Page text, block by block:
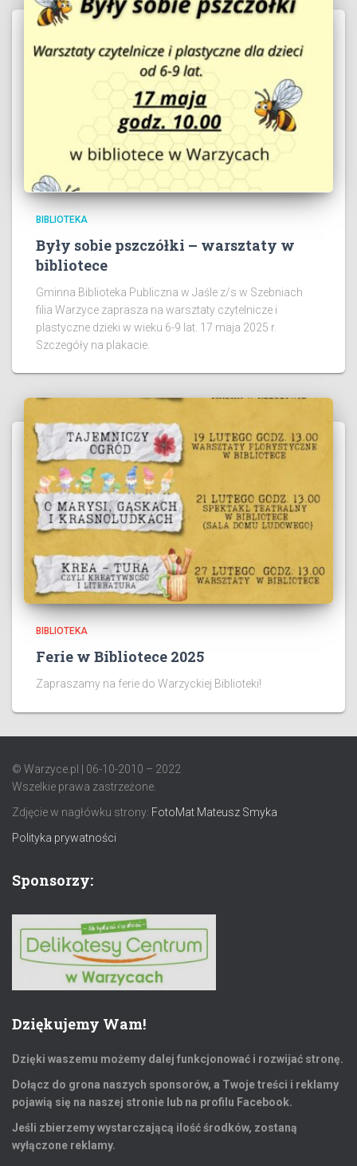
BIBLIOTEKA
Były sobie pszczółki – warsztaty w
bibliotece
Gminna Biblioteka Publiczna w Jaśle z/s w Szebniach
filia Warzyce zaprasza na warsztaty czytelnicze i
plastyczne dzieki w wieku 6-9 lat. 17 maja 2025 r.
Szczegóły na plakacie.
BIBLIOTEKA
Ferie w Bibliotece 2025
Zapraszamy na ferie do Warzyckiej Biblioteki!
© Warzyce.pl | 06-10-2010 – 2022
Wszelkie prawa zastrzeżone.
Zdjęcie w nagłówku strony: FotoMat Mateusz Smyka
Polityka prywatności
Sponsorzy:
Dziękujemy Wam!
Dzięki waszemu możemy dalej funkcjonować i rozwijać stronę.
Dołącz do grona naszych sponsorów, a Twoje treści i reklamy
pojawią się na naszej stronie lub na profilu Facebook.
Jeśli zbierzemy wystarczającą ilość środków, zostaną
wyłączone reklamy.